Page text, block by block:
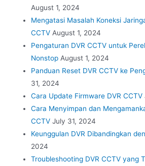
August 1, 2024
Mengatasi Masalah Koneksi
CCTV August 1, 2024
Pengaturan DVR CCTV untuk
Nonstop August 1, 2024
Panduan Reset DVR CCTV ke
31, 2024
Cara Update Firmware DVR CCTV
Cara Menyimpan dan
CCTV July 31, 2024
Keunggulan DVR Dibandingkan
2024
Troubleshooting DVR CCTV yang